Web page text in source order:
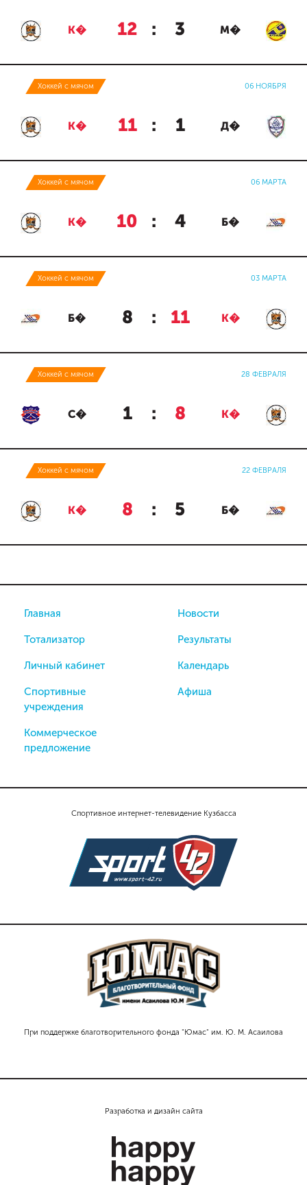
К� 12 : 3 М�
Хоккей с мячом 06 НОЯБРЯ
К� 11 : 1 Д�
Хоккей с мячом 06 МАРТА
К� 10 : 4 Б�
Хоккей с мячом 03 МАРТА
Б� 8 : 11 К�
Хоккей с мячом 28 ФЕВРАЛЯ
С� 1 : 8 К�
Хоккей с мячом 22 ФЕВРАЛЯ
К� 8 : 5 Б�
Спортивное интернет-телевидение Кузбасса
При поддержке благотворительного фонда "Юмас" им. Ю. М. Асаилова
Главная
Тотализатор
Личный кабинет
Спортивные
учреждения
Коммерческое
предложение
Новости
Результаты
Календарь
Афиша
Разработка и дизайн сайта